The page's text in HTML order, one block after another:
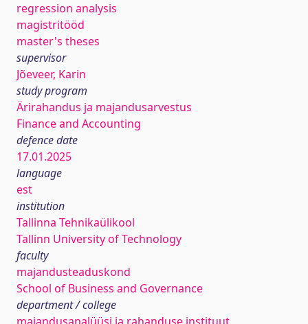
regression analysis
magistritööd
master's theses
supervisor
Jõeveer, Karin
study program
Ärirahandus ja majandusarvestus
Finance and Accounting
defence date
17.01.2025
language
est
institution
Tallinna Tehnikaülikool
Tallinn University of Technology
faculty
majandusteaduskond
School of Business and Governance
department / college